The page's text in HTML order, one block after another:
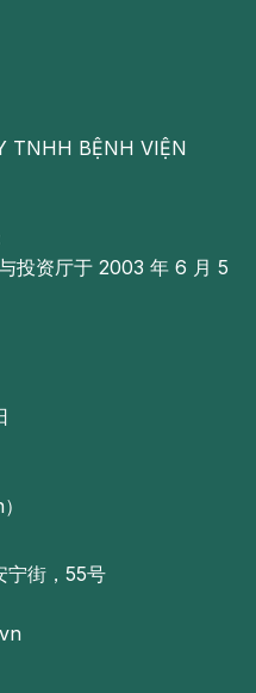
TNHH BỆNH VIỆN
投资厅于 2003 年 6 月 5
宁街，55号